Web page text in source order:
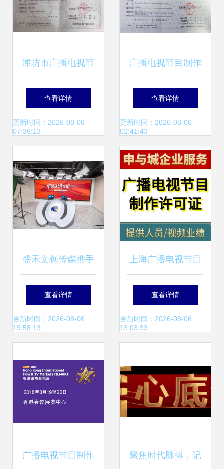
潍坊市广播电视节
目制作许可证与广
播电视节目制作经
查看详情
更新时间：2026-08-06
07:36:13
广播电视节目制作
经营许可证 企业官
网合规运营的关键
要素
查看详情
更新时间：2026-08-06
02:41:43
盛禾文创传媒携手
企业共访新华网
《中国经济的信
目制作经营新高度
查看详情
更新时间：2026-08-06
19:58:13
上海广播电视节目
制作经营许可证办
理指南
查看详情
更新时间：2026-08-06
13:03:33
广播电视节目制作 聚焦时代脉搏，记